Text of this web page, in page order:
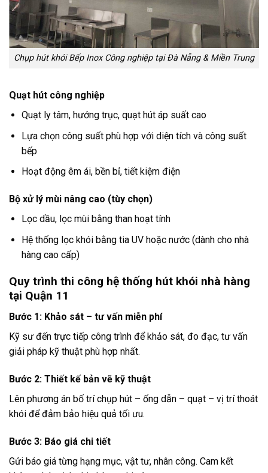
Chụp hút khói Bếp Inox Công nghiệp tại Đà Nẵng & Miền Trung
Quạt hút công nghiệp
Quạt ly tâm, hướng trục, quạt hút áp suất cao
Lựa chọn công suất phù hợp với diện tích và công suất
bếp
Hoạt động êm ái, bền bỉ, tiết kiệm điện
Bộ xử lý mùi nâng cao (tùy chọn)
Lọc dầu, lọc mùi bằng than hoạt tính
Hệ thống lọc khói bằng tia UV hoặc nước (dành cho nhà
hàng cao cấp)
Quy trình thi công hệ thống hút khói nhà hàng
tại Quận 11
Bước 1: Khảo sát – tư vấn miễn phí
Kỹ sư đến trực tiếp công trình để khảo sát, đo đạc, tư vấn
giải pháp kỹ thuật phù hợp nhất.
Bước 2: Thiết kế bản vẽ kỹ thuật
Lên phương án bố trí chụp hút – ống dẫn – quạt – vị trí thoát
khói để đảm bảo hiệu quả tối ưu.
Bước 3: Báo giá chi tiết
Gửi báo giá từng hạng mục, vật tư, nhân công. Cam kết